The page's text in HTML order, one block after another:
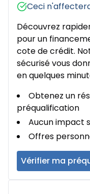
Ceci
Découvrez
pour un
cote de crédit.
sécurisé vous
en quelques
Obtenez un
préqualification
Aucun impact
Offres
Vérifier ma